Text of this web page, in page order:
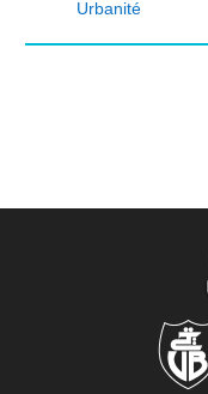
Urbanité